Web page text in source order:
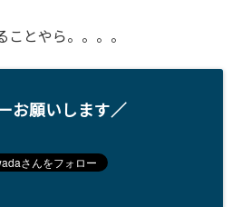
とやら。。。。
お願いします／